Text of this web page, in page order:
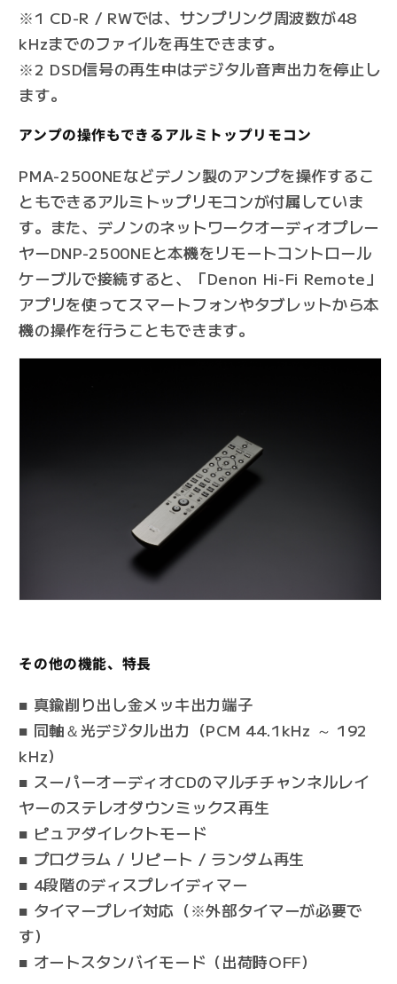
※1 CD-R / RWでは、サンプリング周波数が48
kHzまでのファイルを再生できます。
※2 DSD信号の再生中はデジタル音声出力を停止し
ます。
アンプの操作もできるアルミトップリモコン
PMA-2500NEなどデノン製のアンプを操作するこ
ともできるアルミトップリモコンが付属していま
す。また、デノンのネットワークオーディオプレー
ヤーDNP-2500NEと本機をリモートコントロール
ケーブルで接続すると、「Denon Hi-Fi Remote」
アプリを使ってスマートフォンやタブレットから本
機の操作を行うこともできます。
その他の機能、特長
■ 真鍮削り出し金メッキ出力端子
■ 同軸＆光デジタル出力（PCM 44.1kHz ～ 192
kHz）
■ スーパーオーディオCDのマルチチャンネルレイ
ヤーのステレオダウンミックス再生
■ ピュアダイレクトモード
■ プログラム / リピート / ランダム再生
■ 4段階のディスプレイディマー
■ タイマープレイ対応（※外部タイマーが必要で
す）
■ オートスタンバイモード（出荷時OFF）